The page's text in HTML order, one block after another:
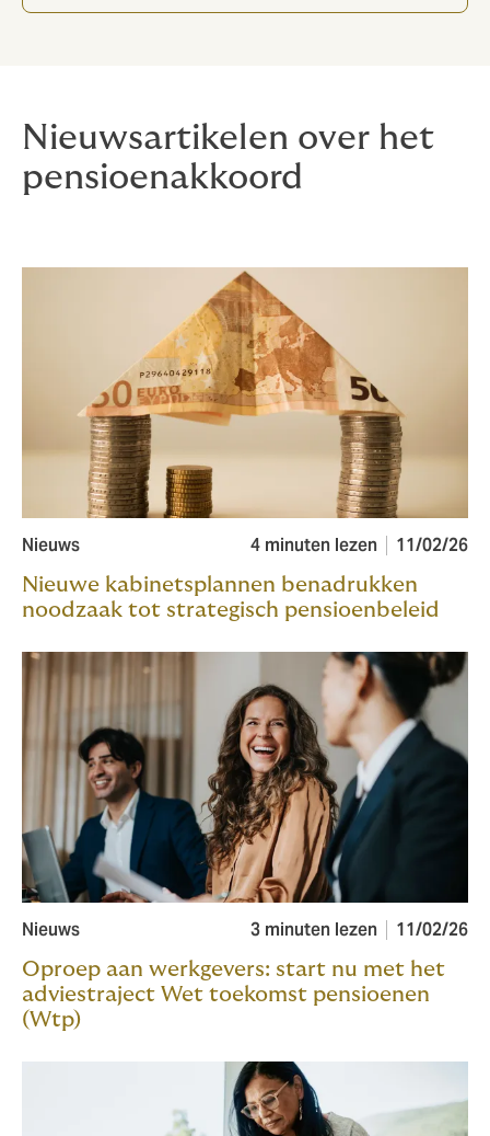
Nieuwsartikelen over het
pensioenakkoord
Nieuws 4 minuten lezen 11/02/26
Nieuwe kabinetsplannen benadrukken
noodzaak tot strategisch pensioenbeleid
Nieuws 3 minuten lezen 11/02/26
Oproep aan werkgevers: start nu met het
adviestraject Wet toekomst pensioenen
(Wtp)